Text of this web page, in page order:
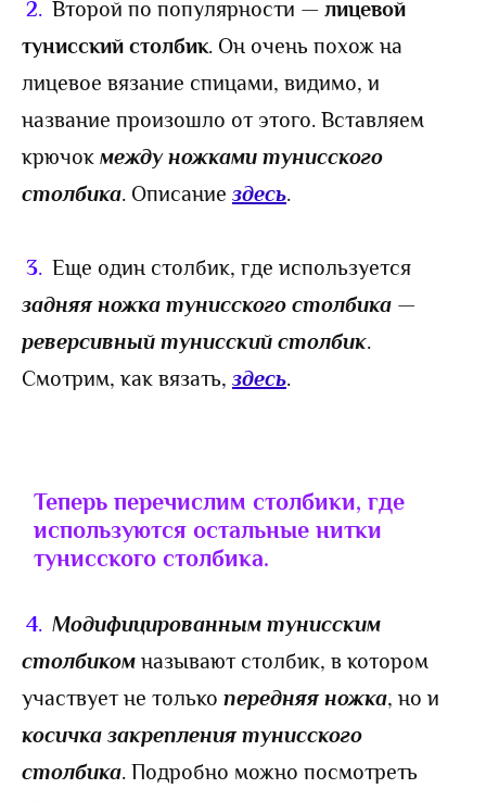
2. Второй по популярности — лицевой
тунисский столбик. Он очень похож на
лицевое вязание спицами, видимо, и
название произошло от этого. Вставляем
крючок между ножками тунисского
столбика. Описание здесь.
3. Еще один столбик, где используется
задняя ножка тунисского столбика —
реверсивный тунисский столбик.
Смотрим, как вязать, здесь.
Теперь перечислим столбики, где
используются остальные нитки
тунисского столбика.
4. Модифицированным тунисским
столбиком называют столбик, в котором
участвует не только передняя ножка, но и
косичка закрепления тунисского
столбика. Подробно можно посмотреть